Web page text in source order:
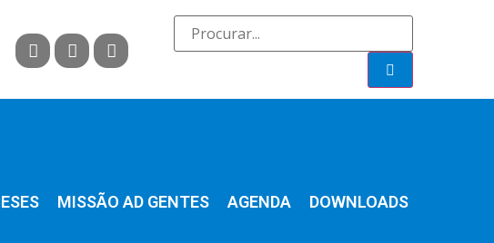
MISSÃO AD GENTES AGENDA DOWNLOADS